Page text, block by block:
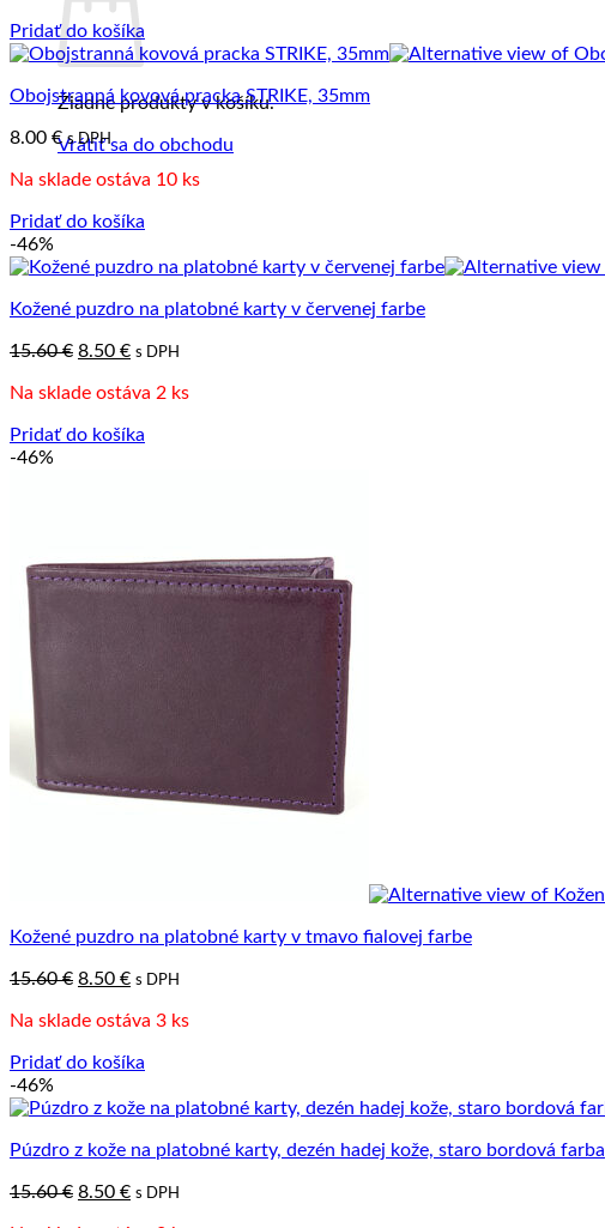
Žiadne produkty v košíku.
Vrátiť sa do obchodu
Pridať do košíka
Obojstranná kovová pracka STRIKE, 35mm
8.00 € s DPH
Na sklade ostáva 10 ks
Pridať do košíka
-46%
Kožené puzdro na platobné karty v červenej farbe
15.60€ Pôvodná
bola:
8.50 €Aktuálna
je:
s DPH
Na sklade ostáva 2 ks
Pridať do košíka
-46%
Kožené puzdro na platobné karty v tmavo fialovej farbe
15.60€ Pôvodná
bola:
8.50 €Aktuálna
je:
s DPH
Na sklade ostáva 3 ks
Pridať do košíka
-46%
Púzdro z kože na platobné karty, dezén hadej kože, staro bordová farba
15.60€ Pôvodná
8.50 €Aktuálna
s DPH